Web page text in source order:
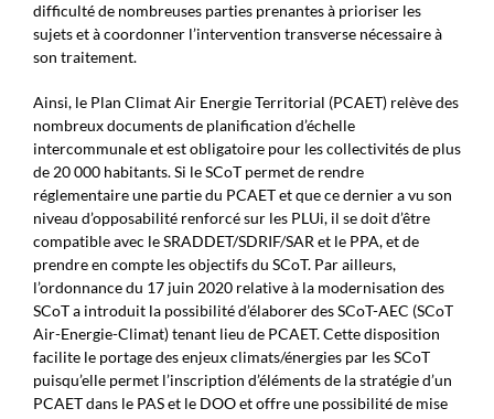
difficulté de nombreuses parties prenantes à prioriser les
sujets et à coordonner l’intervention transverse nécessaire à
son traitement.
Ainsi, le Plan Climat Air Energie Territorial (PCAET) relève des
nombreux documents de planification d’échelle
intercommunale et est obligatoire pour les collectivités de plus
de 20 000 habitants. Si le SCoT permet de rendre
réglementaire une partie du PCAET et que ce dernier a vu son
niveau d’opposabilité renforcé sur les PLUi, il se doit d’être
compatible avec le SRADDET/SDRIF/SAR et le PPA, et de
prendre en compte les objectifs du SCoT. Par ailleurs,
l’ordonnance du 17 juin 2020 relative à la modernisation des
SCoT a introduit la possibilité d’élaborer des SCoT-AEC (SCoT
Air-Energie-Climat) tenant lieu de PCAET. Cette disposition
facilite le portage des enjeux climats/énergies par les SCoT
puisqu’elle permet l’inscription d’éléments de la stratégie d’un
PCAET dans le PAS et le DOO et offre une possibilité de mise